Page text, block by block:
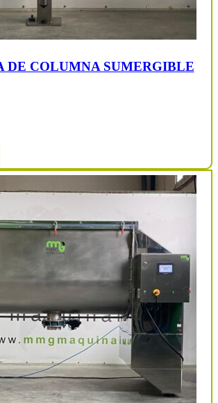
DE COLUMNA SUMERGIBLE